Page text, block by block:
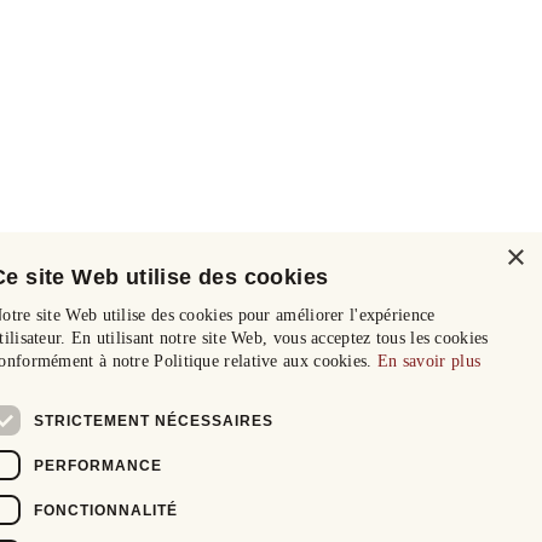
×
site Web utilise des cookies
site Web utilise des cookies pour améliorer l'expérience
En utilisant notre site Web, vous acceptez tous les cookies
à notre Politique relative aux cookies. En savoir plus
STRICTEMENT NÉCESSAIRES
PERFORMANCE
FONCTIONNALITÉ